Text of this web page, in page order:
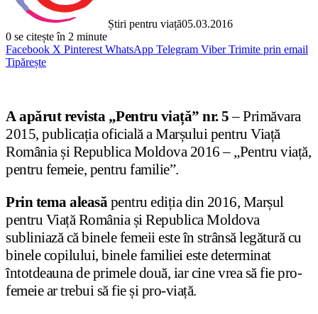
Știri pentru viață05.03.2016
0 se citește în 2 minute
Facebook X Pinterest WhatsApp Telegram Viber Trimite prin email
Tipărește
A apărut revista „Pentru viață” nr. 5– Primăvara
2015, publicația oficială a Marșului pentru Viață
România și Republica Moldova 2016 – „Pentru viață,
pentru femeie, pentru familie”.
Prin tema aleasăpentru ediția din 2016, Marșul
pentru Viață România și Republica Moldova
subliniază că binele femeii este în strânsă legătură cu
binele copilului, binele familiei este determinat
întotdeauna de primele două, iar cine vrea să fie pro-
femeie ar trebui să fie și pro-viață.